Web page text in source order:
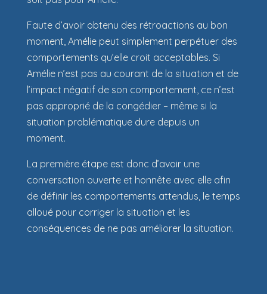
Faute d’avoir obtenu des rétroactions au bon
moment, Amélie peut simplement perpétuer des
comportements qu’elle croit acceptables. Si
Amélie n’est pas au courant de la situation et de
l’impact négatif de son comportement, ce n’est
pas approprié de la congédier – même si la
situation problématique dure depuis un
moment.
La première étape est donc d’avoir une
conversation ouverte et honnête avec elle afin
de définir les comportements attendus, le temps
alloué pour corriger la situation et les
conséquences de ne pas améliorer la situation.